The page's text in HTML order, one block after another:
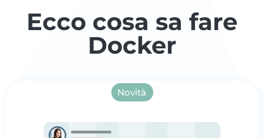
Ecco cosa sa fare
Docker
Novità